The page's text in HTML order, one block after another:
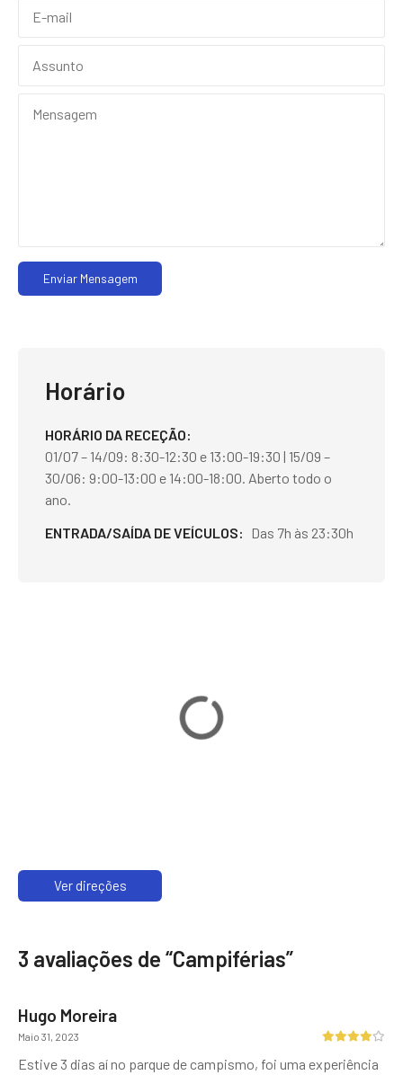
Enviar Mensagem
Horário
HORÁRIO DA RECEÇÃO
01/07 – 14/09: 8:30-12:30 e 13:00-19:30 | 15/09 –
30/06: 9:00-13:00 e 14:00-18:00. Aberto todo o
ano.
ENTRADA/SAÍDA DE VEÍCULOS
Das 7h às 23:30h
Ver direções
3 avaliações de “Campiférias”
Hugo Moreira
Maio 31, 2023
Estive 3 dias aí no parque de campismo, foi uma experiência